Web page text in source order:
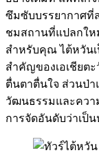
ซึมซับบรรยากาศที่
ชมสถานที่แปลกใ
สำหรับคุณ ไต้หวันเ
สำคัญของเอเชียต
ตื่นตาตื่นใจ ส่วนป่า
วัฒนธรรมและควา
การจัดอันดับว่าเป็